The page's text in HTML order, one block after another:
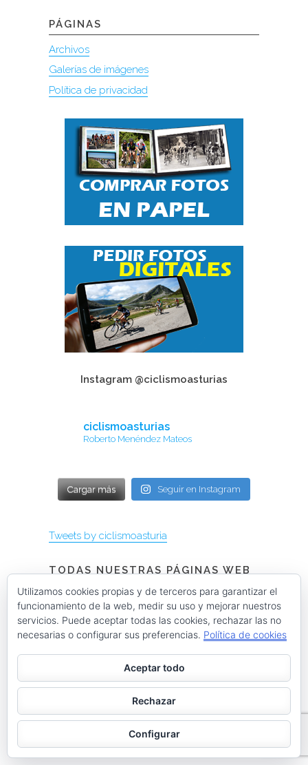
PÁGINAS
Archivos
Galerías de imágenes
Política de privacidad
Instagram @ciclismoasturias
ciclismoasturias
Roberto Menéndez Mateos
Cargar más Seguir en Instagram
Tweets by ciclismoasturia
TODAS NUESTRAS PÁGINAS WEB
Instagram @menendezmoda
menendezmoda
Menéndez Moda hombre
Seguir en Instagram
Utilizamos cookies propias y de terceros para garantizar el
funcionamiento de la web, medir su uso y mejorar nuestros
servicios. Puede aceptar todas las cookies, rechazar las no
necesarias o configurar sus preferencias. Política de cookies
Aceptar todo
Rechazar
Configurar